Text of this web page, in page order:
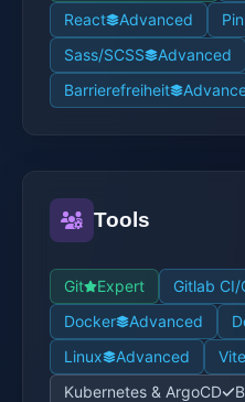
React
Advanced
Sass/SCSS
Advanced
Barrierefreiheit
Tools
Git Expert Gitlab CI/
Docker
Advanced
Linux
Advanced Vite
Kubernetes & ArgoCD